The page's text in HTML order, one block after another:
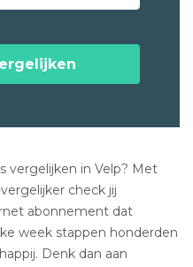
vergelijken in Velp? Met
check jij
abonnement dat
week stappen honderden
Denk dan aan